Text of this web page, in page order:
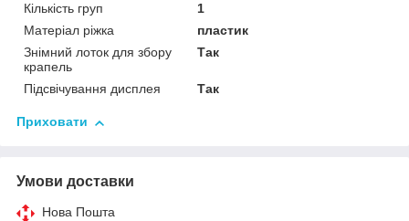
Кількість груп
1
Матеріал ріжка
пластик
Знімний лоток для збору
крапель
Так
Підсвічування дисплея Так
Приховати
Умови доставки
Нова Пошта